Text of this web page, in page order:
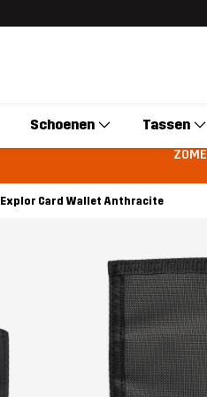
Schoenen Tassen
Explor Card Wallet Anthracite